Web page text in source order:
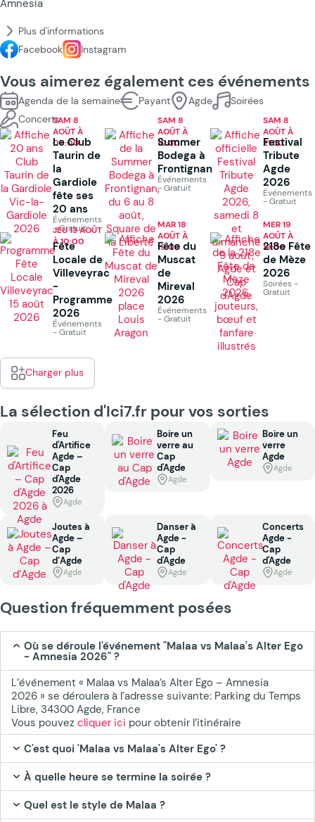
Amnesia
Plus d'informations
Facebook
Instagram
Vous aimerez également ces événements
Agenda de la semaine Payant Agde
Soirées
ConcertsSAM 8
AOÛT À
09:00
Le Club
Taurin de
la
Gardiole
fête ses
20 ans
Événements
- Gratuit
SAM 8
AOÛT À
10:30
Summer
Bodega à
Frontignan
Événements
- Gratuit
SAM 8
AOÛT À
21:30
Festival
Tribute
Agde
2026
Événements
- Gratuit
JEU 13 AOÛT
À 10:00
Fête
Locale de
Villeveyrac
-
Programme
2026
Événements
- Gratuit
MAR 18
AOÛT À
19:00
Fête du
Muscat
de
Mireval
2026
Événements
- Gratuit
MER 19
AOÛT À
19:00
218e Fête
de Mèze
2026
Soirées -
Gratuit
Charger plus
La sélection d'Ici7.fr pour vos sorties
Feu
d'Artifice
Agde –
Cap
d'Agde
2026
Agde
Boire un
verre au
Cap
d'Agde
Agde
Boire un
verre
Agde
Agde
Joutes à
Agde –
Cap
d’Agde
Agde
Danser à
Agde -
Cap
d'Agde
Agde
Concerts
Agde -
Cap
d'Agde
Agde
Question fréquemment posées
Où se déroule l'événement "Malaa vs Malaa's Alter Ego
- Amnesia 2026" ?
L’événement « Malaa vs Malaa’s Alter Ego – Amnesia
2026 » se déroulera à l’adresse suivante: Parking du Temps
Libre, 34300 Agde, France
Vous pouvez cliquer ici pour obtenir l’itinéraire
C'est quoi 'Malaa vs Malaa's Alter Ego' ?
À quelle heure se termine la soirée ?
Quel est le style de Malaa ?